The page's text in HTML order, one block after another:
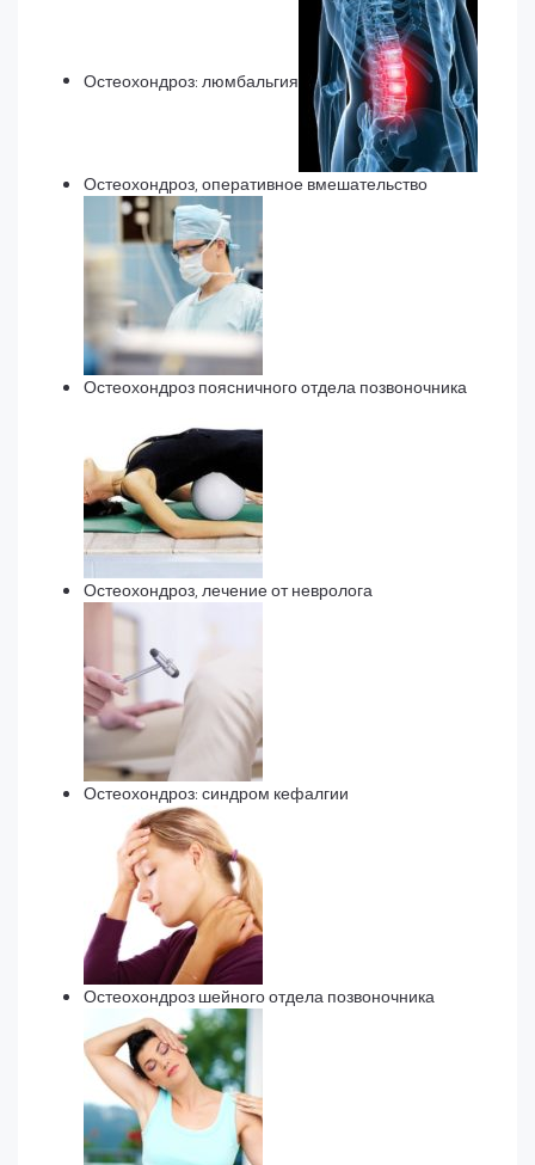
Остеохондроз: люмбальгия
Остеохондроз, оперативное вмешательство
Остеохондроз поясничного отдела позвоночника
Остеохондроз, лечение от невролога
Остеохондроз: синдром кефалгии
Остеохондроз шейного отдела позвоночника